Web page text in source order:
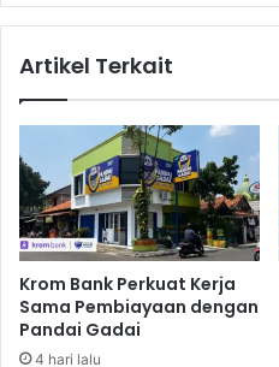
2
M
e
n
i
g
k
Artikel Terkait
Krom Bank Perkuat Kerja
Sama Pembiayaan dengan
Pandai Gadai
4 hari lalu